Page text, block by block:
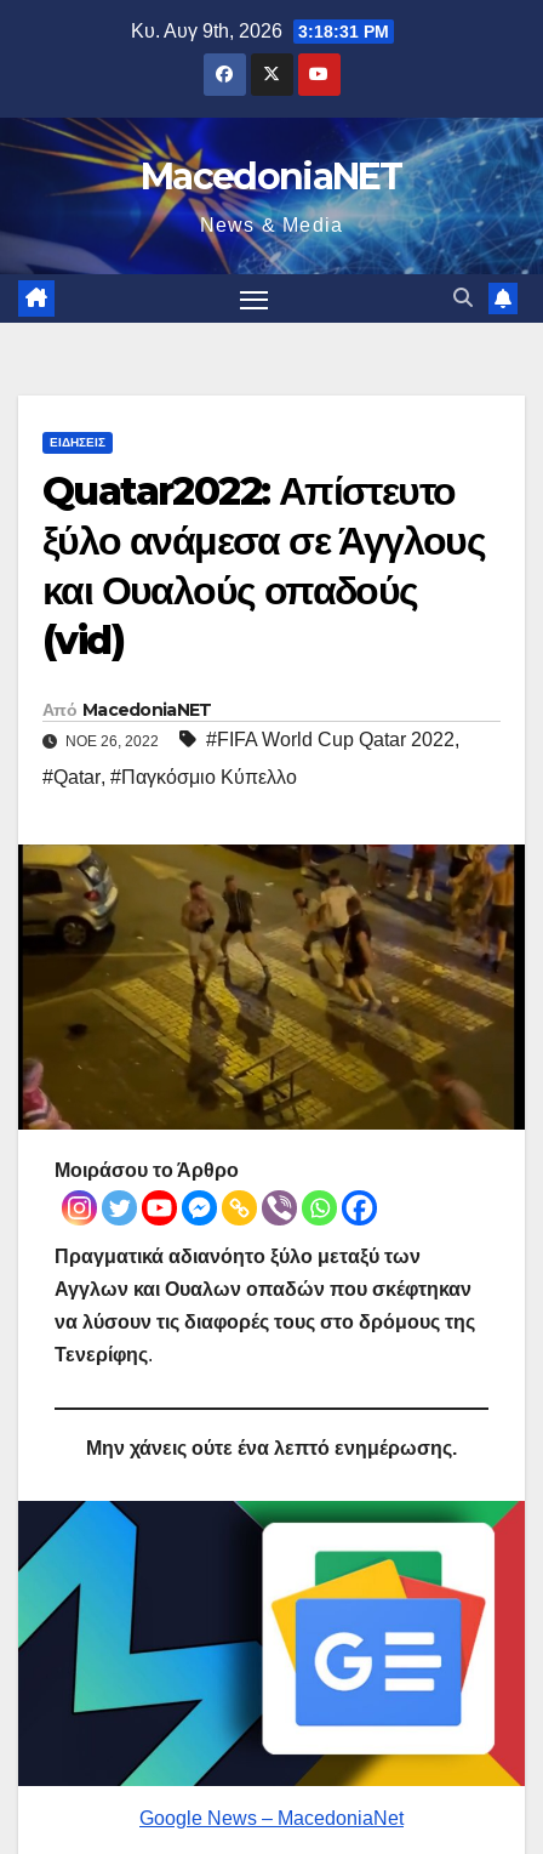
Κυ. Αυγ 9th, 2026 3:18:32 PM
MacedoniaNET
News & Media
ΕΙΔΉΣΕΙΣ
Quatar2022: Απίστευτο
ξύλο ανάμεσα σε Άγγλους
και Ουαλούς οπαδούς
(vid)
Από MacedoniaNET
ΝΟΈ 26, 2022 #FIFA World Cup Qatar 2022,
#Qatar, #Παγκόσμιο Κύπελλο
Μοιράσου το Άρθρο
Πραγματικά αδιανόητο ξύλο μεταξύ των
Αγγλων και Ουαλων οπαδών που σκέφτηκαν
να λύσουν τις διαφορές τους στο δρόμους της
Τενερίφης.
Μην χάνεις ούτε ένα λεπτό ενημέρωσης.
Google News – MacedoniaNet